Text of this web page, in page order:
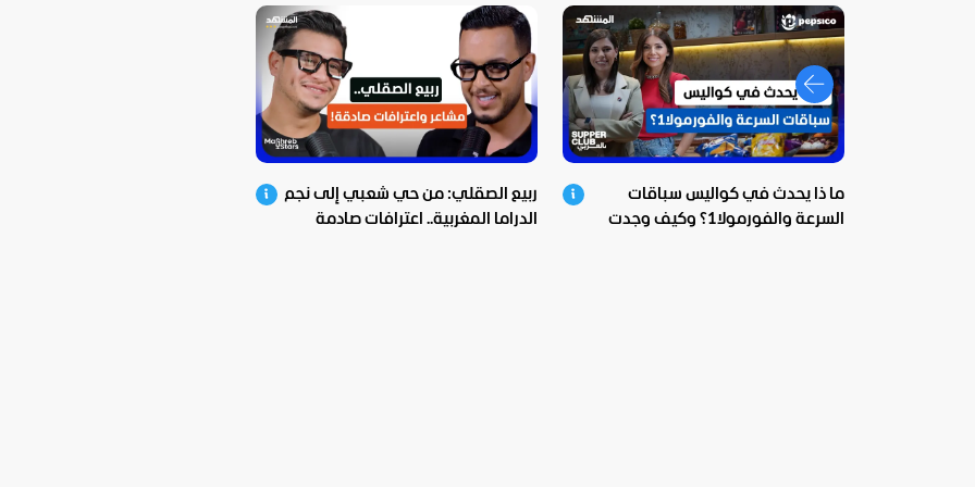
ما ذا يحدث في كواليس سباقات
السرعة والفورمولا1؟ وكيف وجدت
ربيع الصقلي: من حي شعبي إلى نجم
الدراما المغربية.. اعترافات صادمة